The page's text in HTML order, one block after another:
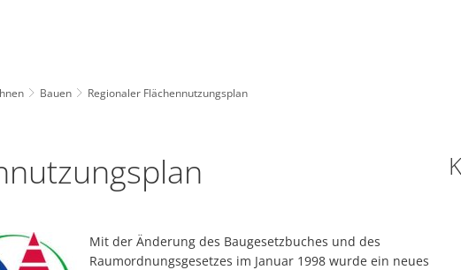
Bauen Regionaler Flächennutzungsplan
Mit der Änderung des Baugesetzbuches und des
Raumordnungsgesetzes im Januar 1998 wurde ein neues